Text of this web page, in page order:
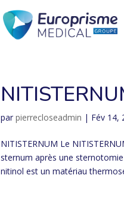
parpierrecloseadmin | Fév 14,
NITISTERNUM Le
sternum après une
nitinol est un matériau